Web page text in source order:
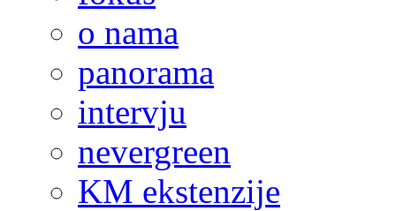
o nama
panorama
intervju
nevergreen
KM ekstenzije